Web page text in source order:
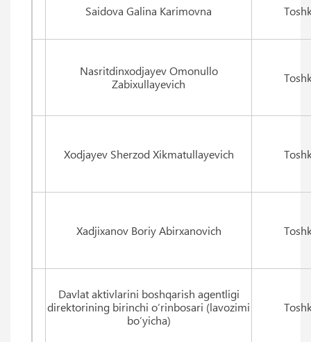
Saidova Galina Karimovna
Nasritdinxodjayev Omonullo
Zabixullayevich
Xodjayev Sherzod Xikmatullayevich
Xadjixanov Boriy Abirxanovich
Davlat aktivlarini boshqarish agentligi
direktorining birinchi o‘rinbosari (lavozimi
bo‘yicha)